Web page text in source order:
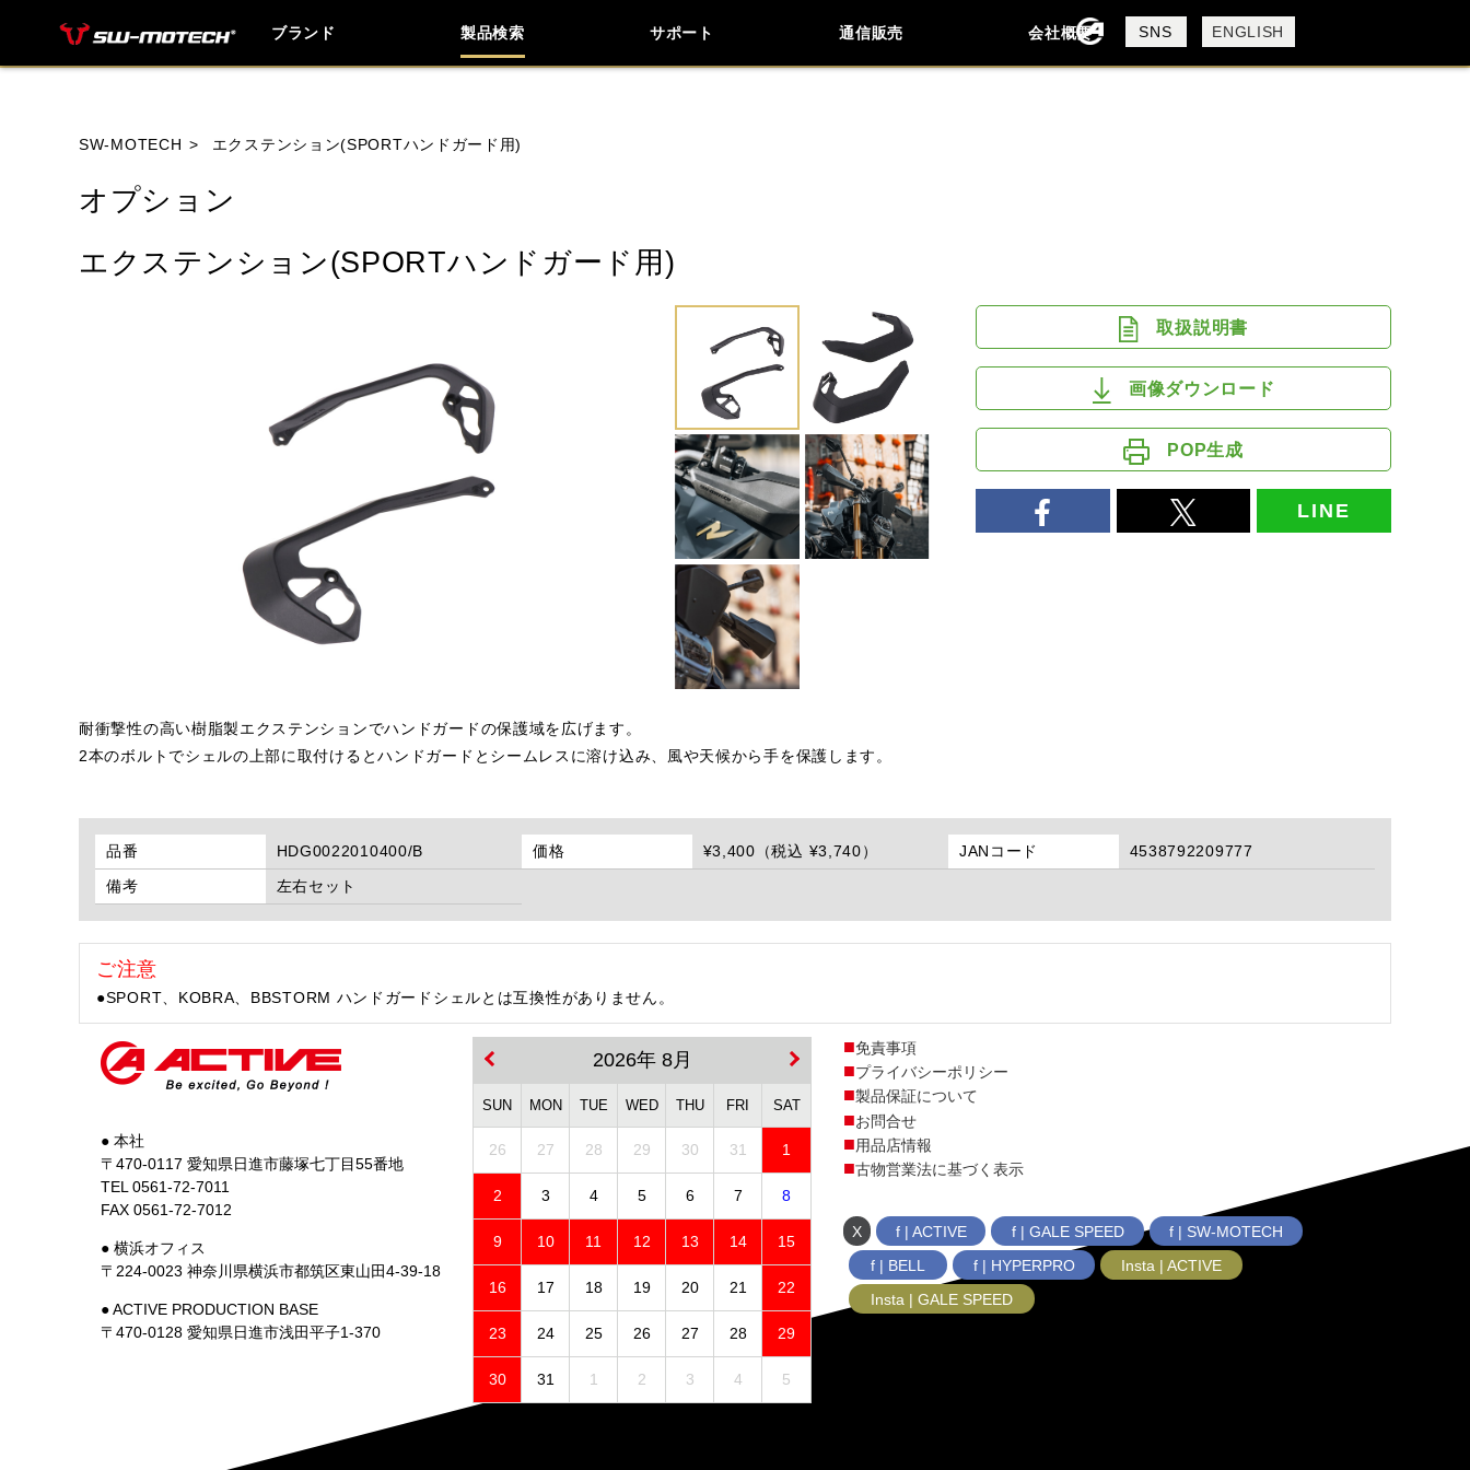
ブランド 製品検索 サポート
お問い合わせ
よくあるご質問
通信販売 会社概要
会社概要
採用情報
SNS ENGLISH
MOTO GUZZI MV AGUSTA ROYAL ENFIELD
閉じる
SW-MOTECH エクステンション(SPORTハンドガード用)
オプション
エクステンション(SPORTハンドガード用)
耐衝撃性の高い樹脂製エクステンションでハンドガードの保護域を広げます。
2本のボルトでシェルの上部に取付けるとハンドガードとシームレスに溶け込み、風や天候から手を保護します。
取扱説明書
画像ダウンロード
POP生成
LINE
品番 HDG0022010400/B 価格 ¥3,400（税込 ¥3,740） JANコード
4538792209777
備考
左右セット
ご注意
●SPORT、KOBRA、BBSTORM ハンドガードシェルとは互換性がありません。
● 本社
〒470-0117 愛知県日進市藤塚七丁目55番地
TEL 0561-72-7011
FAX 0561-72-7012
● 横浜オフィス
〒224-0023 神奈川県横浜市都筑区東山田4-39-18
● ACTIVE PRODUCTION BASE
〒470-0128 愛知県日進市浅田平子1-370
2026年 8月
SUN MON TUE WED THU FRI SAT
26 27 28 29 30 31 1
2 3 4 5 6 7 8
9 10 11 12 13 14 15
16 17 18 19 20 21 22
23 24 25 26 27 28 29
30 31 1 2 3 4 5
免責事項
プライバシーポリシー
製品保証について
お問合せ
用品店情報
古物営業法に基づく表示
X f | ACTIVE f | GALE SPEED
f | SW-MOTECH
f | BELL
f | HYPERPRO
Insta | ACTIVE
Insta | GALE SPEED